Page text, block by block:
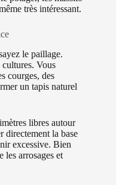
très intéressant.
le paillage.
cultures. Vous
courges, des
un tapis naturel
libres autour
directement la base
excessive. Bien
les arrosages et